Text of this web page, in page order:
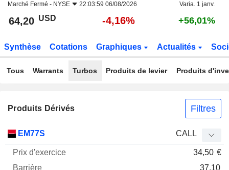
Marché Fermé - NYSE 22:03:59 06/08/2026 Varia. 1 janv.
64,20 USD -4,16% +56,01%
Synthèse Cotations Graphiques Actualités
Tous Warrants Turbos Produits de levier Produits
Produits Dérivés Filtres
Mnemo Type
EM77S CALL
34,50 €
37,10